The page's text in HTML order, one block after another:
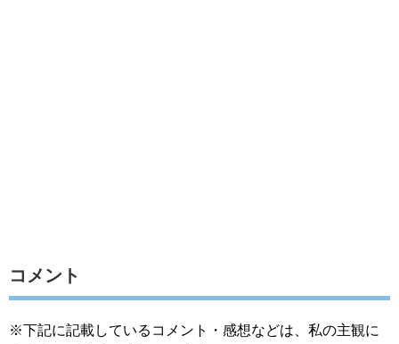
コメント
※下記に記載しているコメント・感想などは、私の主観に